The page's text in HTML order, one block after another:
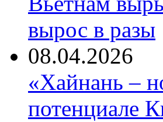
вырос в разы
08.04.2026
«Хайнань –
потенциале